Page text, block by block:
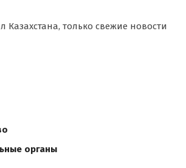
Казахстана, только свежие новости
органы